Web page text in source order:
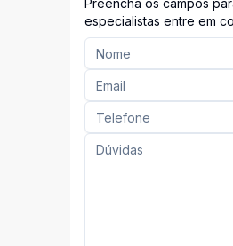
Preencha os campos
especialistas entre em